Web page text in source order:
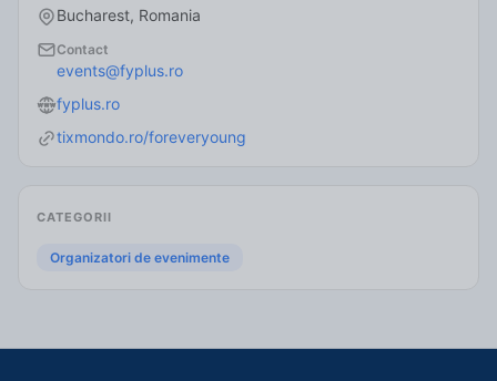
Bucharest, Romania
Contact
events@fyplus.ro
fyplus.ro
tixmondo.ro/foreveryoung
CATEGORII
Organizatori de evenimente